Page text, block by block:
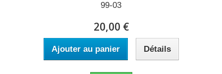
99-03
20,00 €
Ajouter au panier Détails